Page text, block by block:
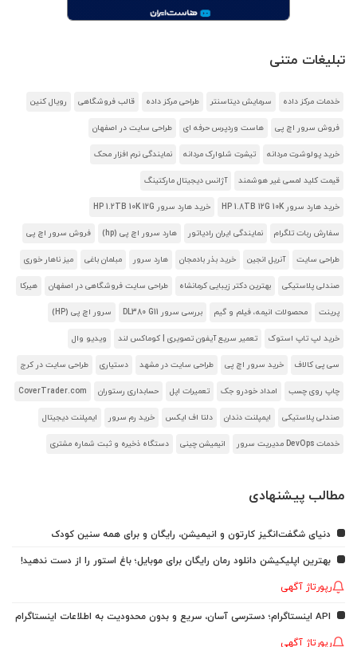
تبلیغات متنی
خدمات مرکز داده سرمایش دیتاسنتر طراحی مرکز داده قالب فروشگاهی رویال کنین
فروش سرور اچ پی هاست وردپرس حرفه ای طراحی سایت در اصفهان
خرید پولوشرت مردانه تیشرت شلوارک مردانه نمایندگی نرم افزار محک
قیمت کلید لمسی غیر هوشمند آژانس دیجیتال مارکتینگ
خرید هارد سرور HP 1.8TB 12G 10K خرید هارد سرور HP 1.2TB 10K 12G
سفارش ربات تلگرام نمایندگی ایران رادیاتور هارد سرور اچ پی (hp) فروش سرور اچ پی
طراحی سایت آنریل انجین خرید بذر بادمجان هارد سرور مبلمان باغی میز ناهار خوری
صندلی پلاستیکی بهترین دکتر زیبایی کرمانشاه طراحی سایت فروشگاهی در اصفهان هیرکا
پرینت محصولات انیمه، فیلم و گیم بررسی سرور DL380 G11 سرور اچ پی (HP)
خرید لپ تاپ استوک تعمیر سریع آیفون تصویری | کوماکس لند ویدیو وال
سی پی کالاف خرید سرور اچ پی طراحی سایت در مشهد دستیاری طراحی سایت در کرج
چاپ روی چسب امداد خودرو جک تعمیرات اپل حسابداری رستوران CoverTrader.com
صندلی پلاستیکی ایمپلنت دندان دلتا اف ایکس خرید رم سرور ایمپلنت دیجیتال
خدمات DevOps مدیریت سرور انیمیشن چینی دستگاه ذخیره و ثبت شماره مشتری
مطالب پیشنهادی
دنیای شگفت‌انگیز کارتون و انیمیشن، رایگان و برای همه سنین کودک
بهترین اپلیکیشن دانلود رمان رایگان برای موبایل؛ باغ استور را از دست ندهید!
رپورتاژ آگهی
API اینستاگرام؛ دسترسی آسان، سریع و بدون محدودیت به اطلاعات اینستاگرام
رپورتاژ آگهی